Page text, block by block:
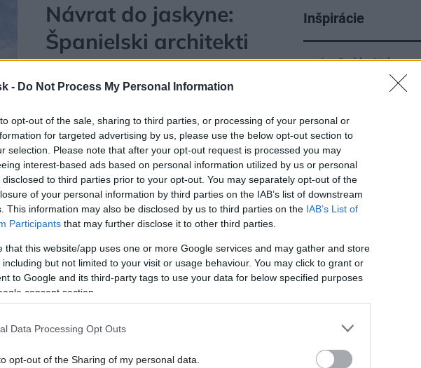
- Do Not Process My Personal Information
opt-out of the sale, sharing to third parties, or processing of your personal or
for targeted advertising by us, please use the below opt-out section to
selection. Please note that after your opt-out request is processed you may
interest-based ads based on personal information utilized by us or personal
disclosed to third parties prior to your opt-out. You may separately opt-out of the
of your personal information by third parties on the IAB’s list of downstream
This information may also be disclosed by us to third parties on the IAB’s List of
Participants that may further disclose it to other third parties.
that this website/app uses one or more Google services and may gather and store
including but not limited to your visit or usage behaviour. You may click to grant or
to Google and its third-party tags to use your data for below specified purposes
consent section.
Data Processing Opt Outs
opt-out of the Sharing of my personal data.
Návrat do jaskyne:
Španielski architekti
vytvorili jedinečný dom
v skale
Fascinujúce bývanie v jaskyni si vyžiadalo
premyslený projekt a nemenej náročnú realizáciu.
Výsledok je však mimoriadne zaujímavý – čo poviete
na to? Budú z nás opäť jaskynní ľudia?
18. 05. 2018
Inšpirácie
predsieň,sklo,biela
Najnovšie príspevky